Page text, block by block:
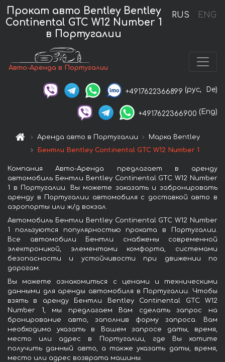
RUS ENG
Прокат авто Bentley Bentley
Continental GTC W12 Number 1
в Португалии
Авто-Аренда в Португалии
+4917622366899 (рус, De)
+4917622366900 (Eng)
Аренда авто в Португалии
Марка Bentley
Бентли Bentley Continental GTC W12 Number 1
Компания Авто-Аренда предлагает в аренду
автомобиль Бентли Bentley Continental GTC W12 Number
1 в Португалии. Вы можете заказать и забронировать
аренду в Португалии автомобиля с доставкой авто в
аэропорты или ж/д вокзал.
Автомобиль Бентли Bentley Continental GTC W12 Number
1 пользуются популярностью проката в Португалии.
Все автомобили Бентли снабжены современной
электроникой, элементами комфорта, системами
безопасности и устойчивости при движении по
дорогам.
Вы можете ознакомиться с ценами и техническими
данными для аренды автомобиля в Португалии. Чтобы
взять в аренду Бентли Bentley Continental GTC W12
Number 1, мы предлагаем Вам сделать запрос на
бронирование авто, заполнив форму запроса. Вам
необходимо указать в Вашем запросе даты, время,
место или адрес в Португалии, где Вы хотите
получить данный авто, а также указать даты, время,
место или адрес возврата машины.